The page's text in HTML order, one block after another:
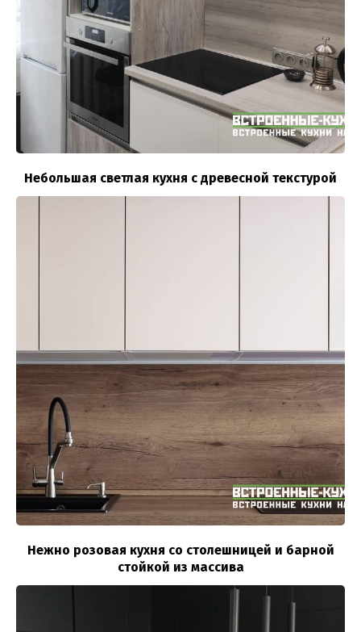
Небольшая светлая кухня с древесной текстурой
Нежно розовая кухня со столешницей и барной
стойкой из массива